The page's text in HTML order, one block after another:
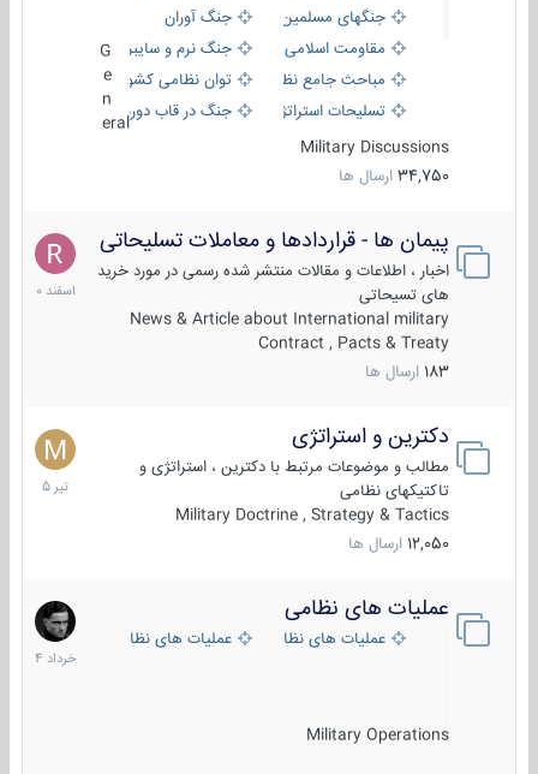
جنگهای مسلمین
جنگ آوران
مقاومت اسلامی
جنگ نرم و سایبری
مباحث جامع نظامی
توان نظامی کشورها
تسلیحات استراتژیک
جنگ در قاب دوربین
eral
Military Discussions
34,750 ارسال ها
پیمان ها - قراردادها و معاملات تسلیحاتی
اخبار ، اطلاعات و مقالات منتشر شده رسمی در مورد خرید
های تسیحاتی
News & Article about International military
Contract , Pacts & Treaty
183 ارسال ها
7
اسفند
1400
دکترین و استراتژی
مطالب و موضوعات مرتبط با دکترین ، استراتژی و
تاکتیکهای نظامی
Military Doctrine , Strategy & Tactics
12,050 ارسال ها
27
تیر
1405
عملیات های نظامی
عملیات های نظامی ایرانعملیات های نظامی خارجی
Military Operations
5
خرداد
1404